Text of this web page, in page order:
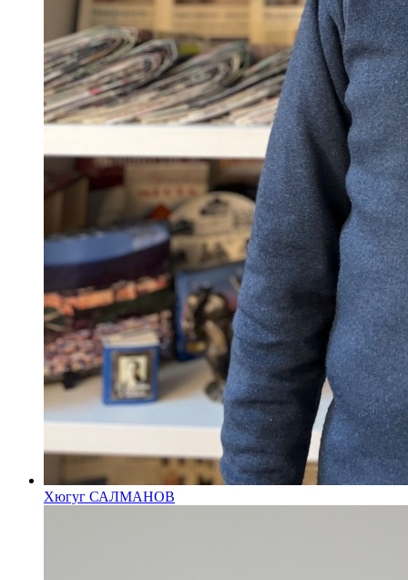
Хюгуг САЛМАНОВ